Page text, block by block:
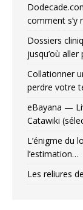
comment s’y
Dossiers
jusqu’où
Collationner
perdre votre
eBayana —
Catawiki
L’énigme du
l’estimation…
Les reliures